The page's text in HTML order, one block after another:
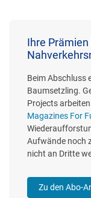
Ihre
Beim Abschluss
Baumsetzling.
Projects
Magazines For
Aufwände noch
nicht an Dritte
Zu den Abo-